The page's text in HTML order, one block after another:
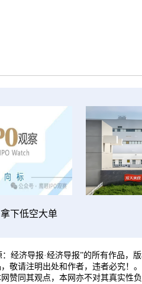
下低空大单
经济导报·经济导报”的所有作品，
敬请注明出处和作者，违者必究！
赞同其观点，本网亦不对其真实性